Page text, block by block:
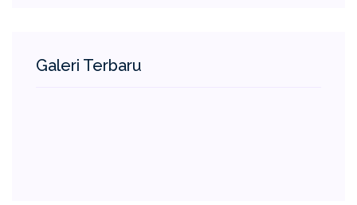
Galeri Terbaru